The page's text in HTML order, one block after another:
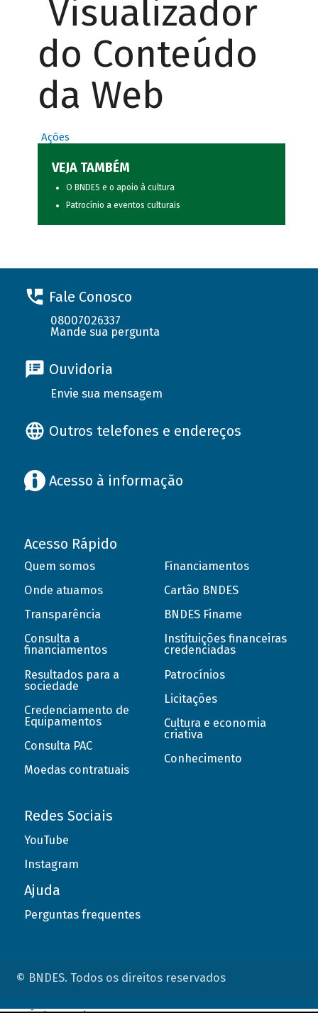
Visualizador
do Conteúdo
da Web
Ações
VEJA TAMBÉM
O BNDES e o apoio à cultura
Patrocínio a eventos culturais
Fale Conosco
08007026337
Mande sua pergunta
Ouvidoria
Envie sua mensagem
Outros telefones e endereços
Acesso à informação
Acesso Rápido
Quem somos
Onde atuamos
Transparência
Consulta a
financiamentos
Resultados para a
sociedade
Credenciamento de
Equipamentos
Consulta PAC
Moedas contratuais
Financiamentos
Cartão BNDES
BNDES Finame
Instituições financeiras
credenciadas
Patrocínios
Licitações
Cultura e economia
criativa
Conhecimento
Redes Sociais
YouTube
Instagram
Ajuda
Perguntas frequentes
© BNDES. Todos os direitos reservados